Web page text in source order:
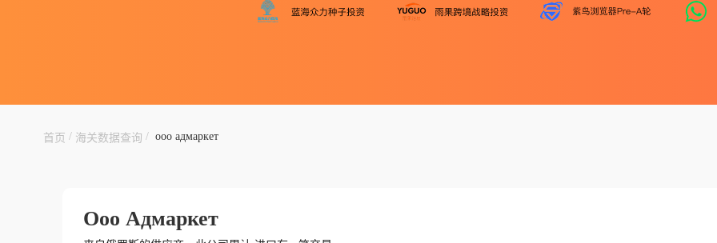
首页 / 海关数据查询 / ооо адмаркет
Ооо Адмаркет